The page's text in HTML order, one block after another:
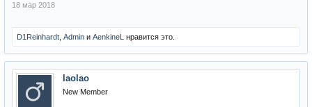
18 мар 2018
D1Reinhardt Admin и AenkineL нравится это.
laolao
New Member